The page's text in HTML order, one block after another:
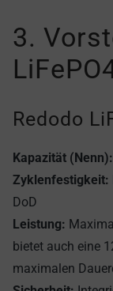
3.
Redodo
Kapazität (Nenn):
Zyklenfestigkeit:
DoD
Leistung:
bietet auch eine
maximalen